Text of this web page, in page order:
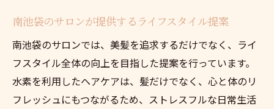
南池袋のサロンが提供するライフスタイル提案
南池袋のサロンでは、美髪を追求するだけでなく、ライ
フスタイル全体の向上を目指した提案を行っています。
水素を利用したヘアケアは、髪だけでなく、心と体のリ
フレッシュにもつながるため、ストレスフルな日常生活